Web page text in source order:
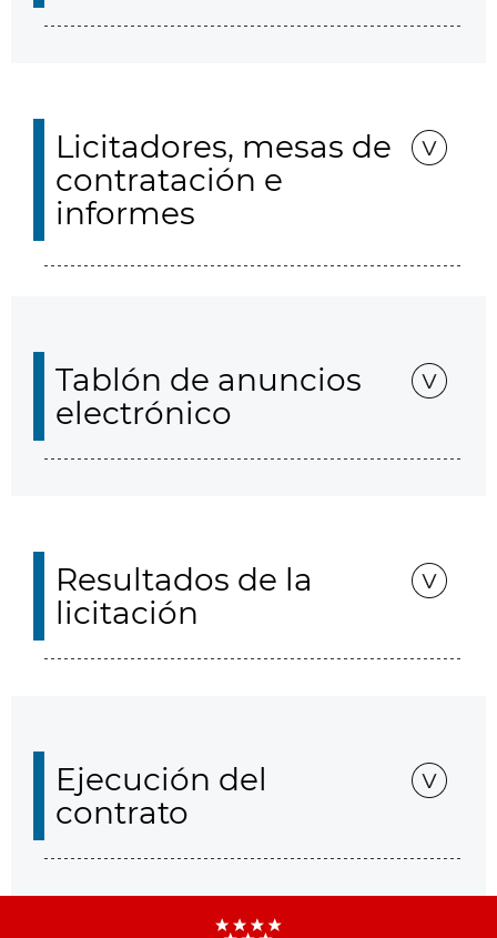
Licitadores, mesas de
contratación e
informes
Tablón de anuncios
electrónico
Resultados de la
licitación
Ejecución del
contrato